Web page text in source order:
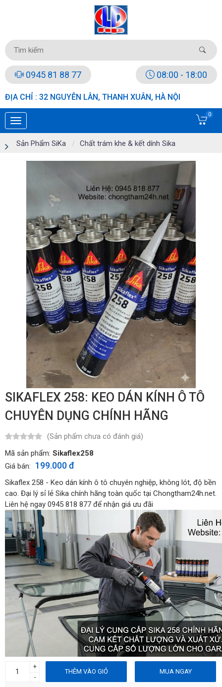
0945 81 88 77 08:00 - 18:00
ĐỊA CHỈ : 32 NGUYỄN LÂN, THANH XUÂN, HÀ NỘI
0
Sản Phẩm SiKa Chất trám khe & kết dính Sika
SIKAFLEX 258: KEO DÁN KÍNH Ô TÔ
CHUYÊN DỤNG CHÍNH HÃNG
(Sản phẩm chưa có đánh giá)
Mã sản phẩm: Sikaflex258
Giá bán:
199.000 đ
Sikaflex 258 - Keo dán kính ô tô chuyên nghiệp, không lót, độ bền
cao. Đại lý sỉ lẻ Sika chính hãng toàn quốc tại Chongtham24h.net.
Liên hệ ngay 0945 818 877 để nhận giá ưu đãi
+
-
THÊM VÀO GIỎ MUA NGAY